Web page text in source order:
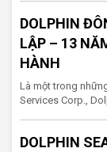
DOLPHIN
LẬP – 13
HÀNH
Là một trong
Services Corp.,
DOLPHIN